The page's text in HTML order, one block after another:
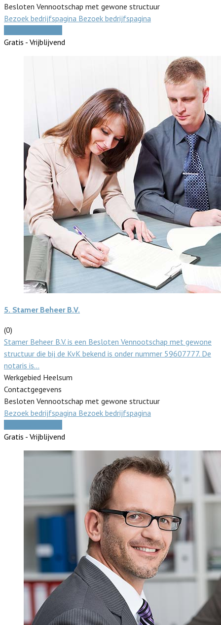
Besloten Vennootschap met gewone structuur
Bezoek bedrijfspagina Bezoek bedrijfspagina
Gratis - Vrijblijvend
5. Stamer Beheer B.V.
(0)
Stamer Beheer B.V. is een Besloten Vennootschap met gewone
structuur die bij de KvK bekend is onder nummer 59607777. De
notaris is…
Werkgebied Heelsum
Contactgegevens
Besloten Vennootschap met gewone structuur
Bezoek bedrijfspagina Bezoek bedrijfspagina
Gratis - Vrijblijvend